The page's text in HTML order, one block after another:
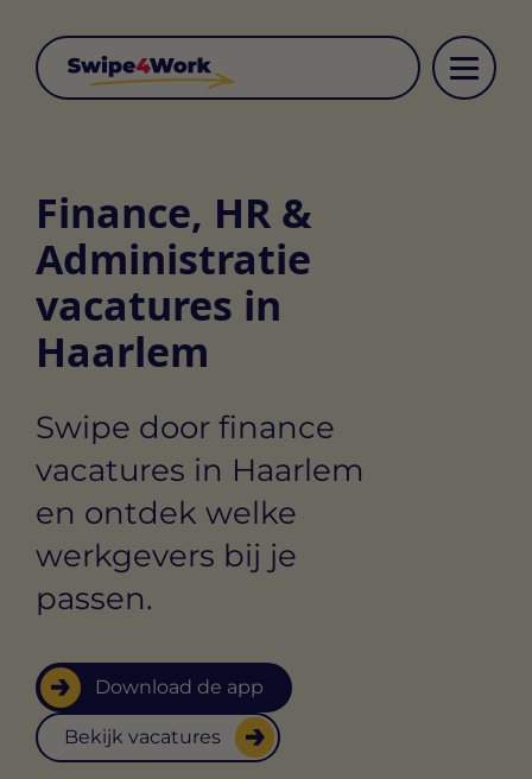
Finance, HR &
Administratie
vacatures in
Haarlem
Swipe door finance
vacatures in Haarlem
en ontdek welke
werkgevers bij je
passen.
Download de app
Bekijk vacatures